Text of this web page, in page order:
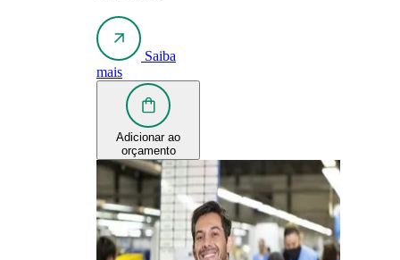
Saiba
mais
Adicionar ao
orçamento